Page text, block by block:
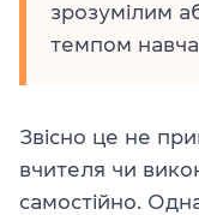
зрозумілим
темпом
Звісно це не
вчителя чи
самостійно.